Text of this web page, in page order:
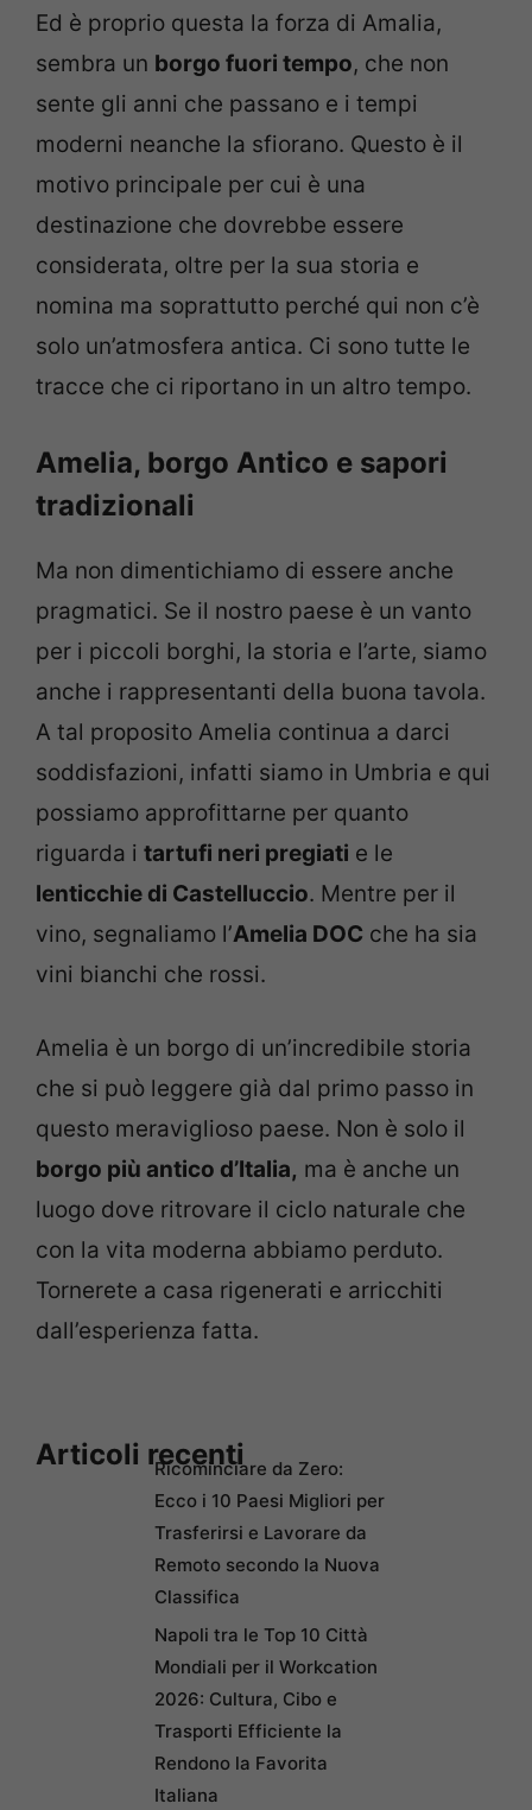
Ed è proprio questa la forza di Amalia,
sembra un borgo fuori tempo, che non
sente gli anni che passano e i tempi
moderni neanche la sfiorano. Questo è il
motivo principale per cui è una
destinazione che dovrebbe essere
considerata, oltre per la sua storia e
nomina ma soprattutto perché qui non c’è
solo un’atmosfera antica. Ci sono tutte le
tracce che ci riportano in un altro tempo.
Amelia, borgo Antico e sapori
tradizionali
Ma non dimentichiamo di essere anche
pragmatici. Se il nostro paese è un vanto
per i piccoli borghi, la storia e l’arte, siamo
anche i rappresentanti della buona tavola.
A tal proposito Amelia continua a darci
soddisfazioni, infatti siamo in Umbria e qui
possiamo approfittarne per quanto
riguarda i tartufi neri pregiati e le
lenticchie di Castelluccio. Mentre per il
vino, segnaliamo l’Amelia DOC che ha sia
vini bianchi che rossi.
Amelia è un borgo di un’incredibile storia
che si può leggere già dal primo passo in
questo meraviglioso paese. Non è solo il
borgo più antico d’Italia, ma è anche un
luogo dove ritrovare il ciclo naturale che
con la vita moderna abbiamo perduto.
Tornerete a casa rigenerati e arricchiti
dall’esperienza fatta.
Articoli recentiRicominciare da Zero:
Ecco i 10 Paesi Migliori per
Trasferirsi e Lavorare da
Remoto secondo la Nuova
Classifica
Napoli tra le Top 10 Città
Mondiali per il Workcation
2026: Cultura, Cibo e
Trasporti Efficiente la
Rendono la Favorita
Italiana